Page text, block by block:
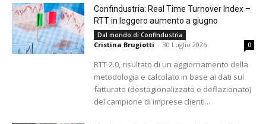
Confindustria: Real Time Turnover Index –
RTT in leggero aumento a giugno
Dal mondo di Confindustria
Cristina Brugiotti - 30 Luglio 2026 0
RTT 2.0, risultato di un aggiornamento della
metodologia e calcolato in base ai dati sul
fatturato (destagionalizzato e deflazionato)
del campione di imprese clienti...